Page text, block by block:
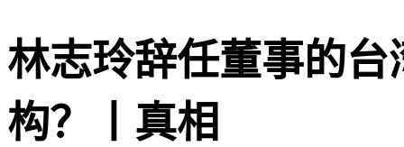
林志玲辞任董事的
构？丨真相